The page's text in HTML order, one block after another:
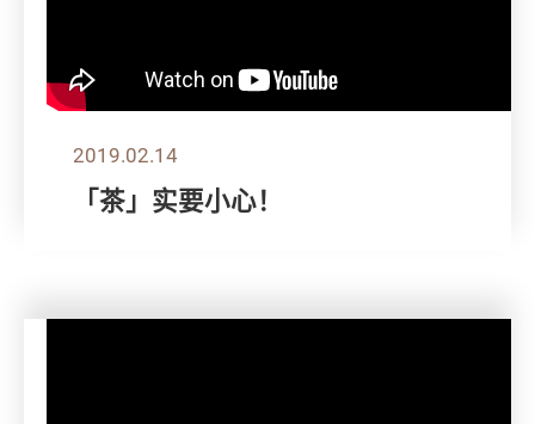
2019.02.14
「茶」实要小心！